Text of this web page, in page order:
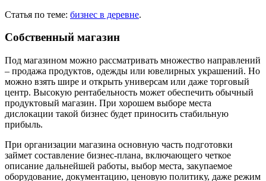
Статья по теме: бизнес в деревне.
Собственный магазин
Под магазином можно рассматривать множество направлений
– продажа продуктов, одежды или ювелирных украшений. Но
можно взять шире и открыть универсам или даже торговый
центр. Высокую рентабельность может обеспечить обычный
продуктовый магазин. При хорошем выборе места
дислокации такой бизнес будет приносить стабильную
прибыль.
При организации магазина основную часть подготовки
займет составление бизнес-плана, включающего четкое
описание дальнейшей работы, выбор места, закупаемое
оборудование, документацию, ценовую политику, даже режим